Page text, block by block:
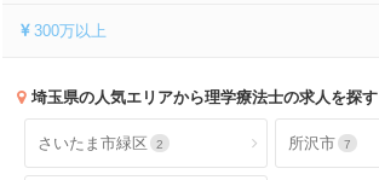
300万以上
埼玉県の人気エリアから理学療法士の求人を探す
さいたま市緑区 2 所沢市 7